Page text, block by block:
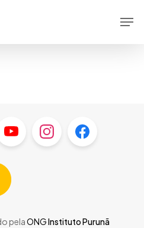
pelaONGInstituto Purunã